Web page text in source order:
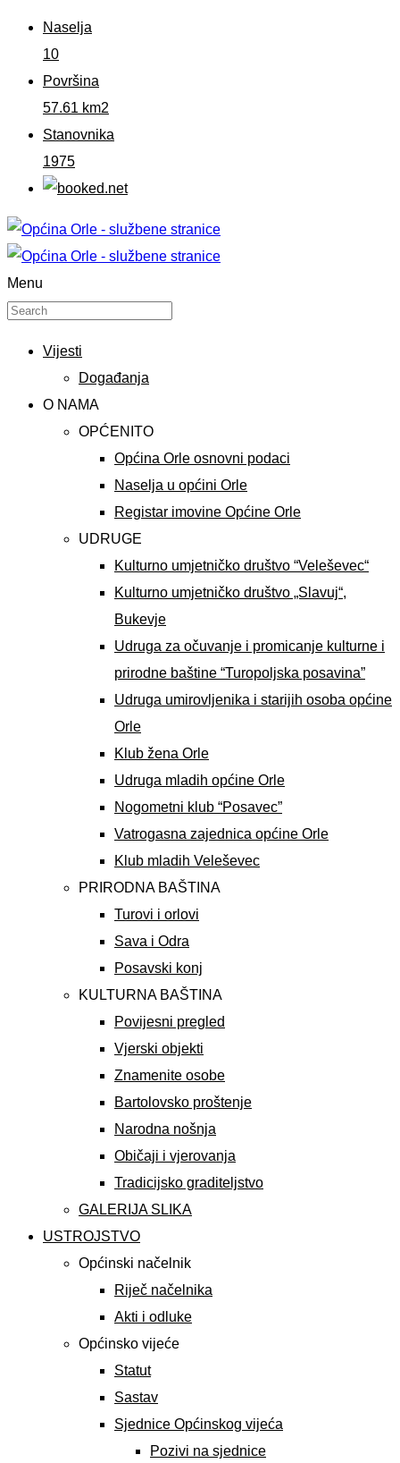
Naselja
10
Površina
57.61 km2
Stanovnika
1975
Menu
Vijesti
Događanja
O NAMA
OPĆENITO
Općina Orle osnovni podaci
Naselja u općini Orle
Registar imovine Općine Orle
UDRUGE
Kulturno umjetničko društvo “Veleševec“
Kulturno umjetničko društvo „Slavuj“,
Bukevje
Udruga za očuvanje i promicanje kulturne i
prirodne baštine “Turopoljska posavina”
Udruga umirovljenika i starijih osoba općine
Orle
Klub žena Orle
Udruga mladih općine Orle
Nogometni klub “Posavec”
Vatrogasna zajednica općine Orle
Klub mladih Veleševec
PRIRODNA BAŠTINA
Turovi i orlovi
Sava i Odra
Posavski konj
KULTURNA BAŠTINA
Povijesni pregled
Vjerski objekti
Znamenite osobe
Bartolovsko proštenje
Narodna nošnja
Običaji i vjerovanja
Tradicijsko graditeljstvo
GALERIJA SLIKA
USTROJSTVO
Općinski načelnik
Riječ načelnika
Akti i odluke
Općinsko vijeće
Statut
Sastav
Sjednice Općinskog vijeća
Pozivi na sjednice